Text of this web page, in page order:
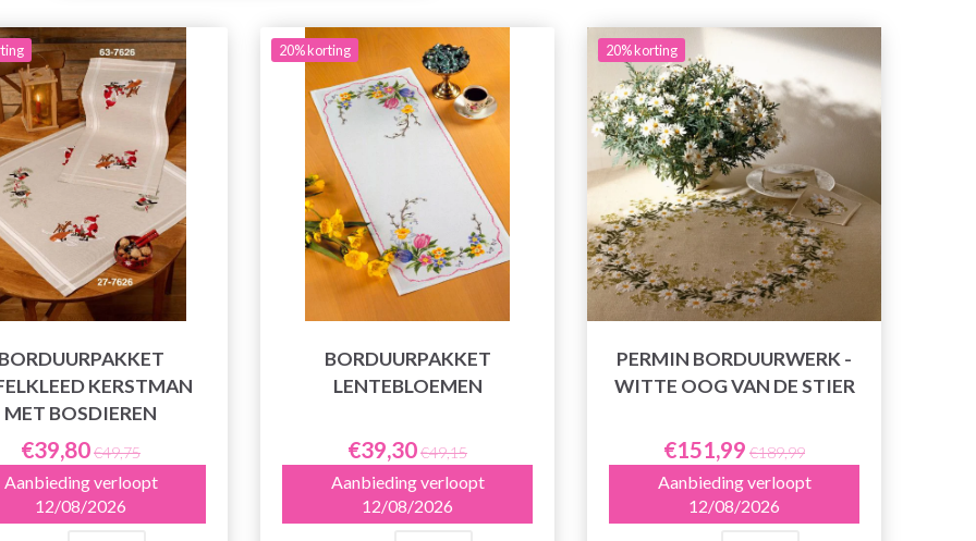
KERSTMAN
MET BOSDIEREN
€39,80€49,75
Aanbieding verloopt
12/08/2026
20% korting
BORDUURPAKKET
LENTEBLOEMEN
€39,30€49,15
Aanbieding verloopt
12/08/2026
20% korting
PERMIN BORDUURWERK -
WITTE OOG VAN DE STIER
€151,99 €189,99
Aanbieding verloopt
12/08/2026